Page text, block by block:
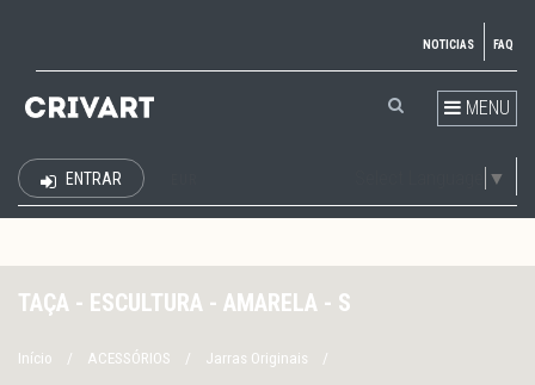
NOTICIAS FAQ
MENU
▼
ENTRAR
TAÇA - ESCULTURA - AMARELA - S
Início / ACESSÓRIOS / Jarras Originais /